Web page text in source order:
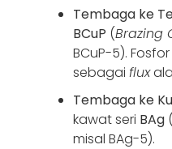
Tembaga ke
BCuP (Brazing
BCuP-5).
sebagai flux
Tembaga ke
kawat seri BAg (
misal BAg-5).